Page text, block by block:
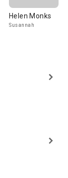
Helen Monks
Susannah